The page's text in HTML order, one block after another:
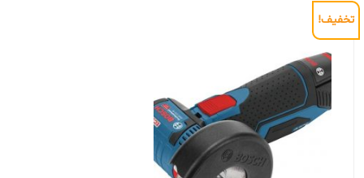
تخفیف!